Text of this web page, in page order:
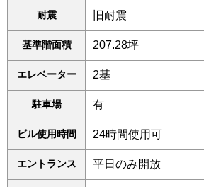
耐震 旧耐震
基準階面積 207.28坪
エレベーター 2基
駐車場 有
ビル使用時間 24時間使用可
エントランス 平日のみ開放